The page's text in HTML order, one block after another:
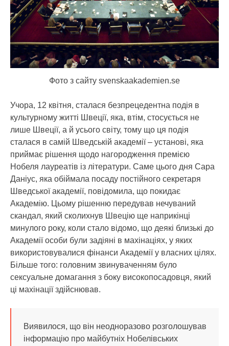
Фото з сайту svenskaakademien.se
Учора, 12 квітня, сталася безпрецедентна подія в
культурному житті Швеції, яка, втім, стосується не
лише Швеції, а й усього світу, тому що ця подія
сталася в самій Шведській академії – установі, яка
приймає рішення щодо нагородження премією
Нобеля лауреатів із літератури. Саме цього дня Сара
Даніус, яка обіймала посаду постійного секретаря
Шведської академії, повідомила, що покидає
Академію. Цьому рішенню передував нечуваний
скандал, який сколихнув Швецію ще наприкінці
минулого року, коли стало відомо, що деякі близькі до
Академії особи були задіяні в махінаціях, у яких
використовувалися фінанси Академії у власних цілях.
Більше того: головним звинуваченням було
сексуальне домагання з боку високопосадовця, який
ці махінації здійснював.
Виявилося, що він неодноразово розголошував
інформацію про майбутніх Нобелівських